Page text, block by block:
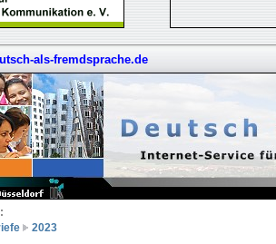
als-fremdsprache.de
2023